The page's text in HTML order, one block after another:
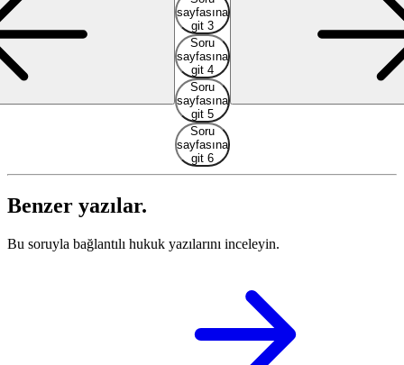
sayfasına
git 3
Soru
sayfasına
git 4
Soru
sayfasına
git 5
Soru
sayfasına
git 6
Benzer yazılar.
Bu soruyla bağlantılı hukuk yazılarını inceleyin.